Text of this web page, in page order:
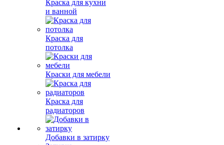
Краска для кухни
и ванной
Краска для
потолка
Краски для мебели
Краска для
радиаторов
Добавки в затирку